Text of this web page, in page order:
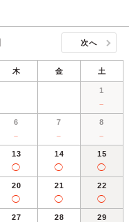
次へ
木 金 土
1
－
6
－
7
－
8
－
13
◯
14
◯
15
◯
20
◯
21
◯
22
◯
27 28 29